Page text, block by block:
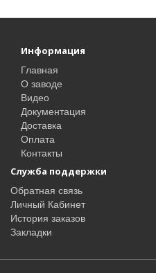
Информация
Главная
О заводе
Видео
Документация
Доставка
Оплата
Контакты
Служба поддержки
Обратная связь
Личный Кабинет
История заказов
Закладки